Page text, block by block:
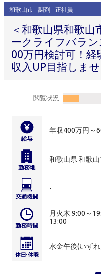
和歌山市 調剤 正社員
＜和歌山県和歌
ークライフバラ
00万円検討可！
収入UP目指しま
閲覧状況
年収400万円～
和歌山県 和歌
-
月火木 9:00～
13:00
水金午後(いず